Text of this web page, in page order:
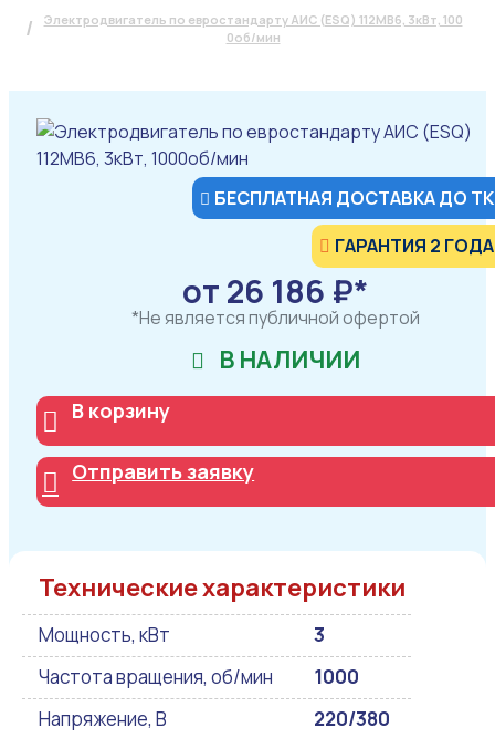
Электродвигатель по евростандарту АИС (ESQ) 112MB6, 3кВт, 100
0об/мин
БЕСПЛАТНАЯ ДОСТАВКА ДО
ГАРАНТИЯ 2
от 26 186 ₽*
*Не является публичной офертой
В НАЛИЧИИ
В корзину
Отправить заявку
Технические характеристики
Мощность, кВт
3
Частота вращения, об/мин
1000
Напряжение, В
220/380